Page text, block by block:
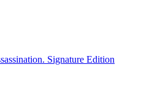
Signature Edition